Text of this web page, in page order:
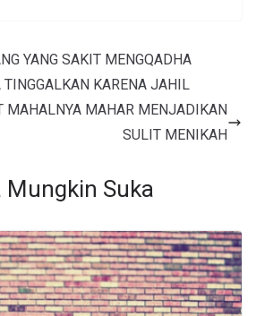
YANG SAKIT MENGQADHA
TINGGALKAN KARENA JAHIL
MAHALNYA MAHAR MENJADIKAN
SULIT MENIKAH
Mungkin Suka